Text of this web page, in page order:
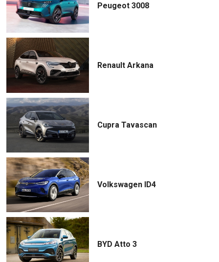
Peugeot 3008
Renault Arkana
Cupra Tavascan
Volkswagen ID4
BYD Atto 3